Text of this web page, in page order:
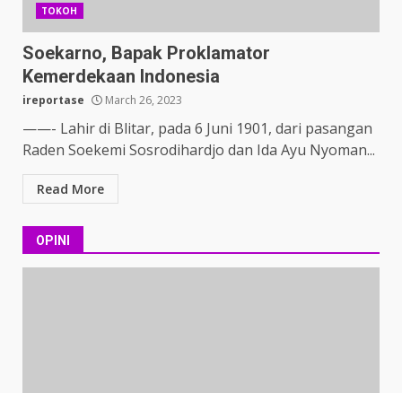
TOKOH
Soekarno, Bapak Proklamator
Kemerdekaan Indonesia
ireportase March 26, 2023
——- Lahir di Blitar, pada 6 Juni 1901, dari pasangan
Raden Soekemi Sosrodihardjo dan Ida Ayu Nyoman...
Read More
OPINI